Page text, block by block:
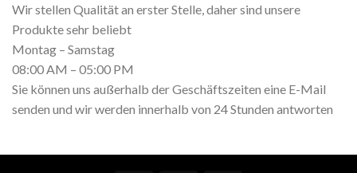
Wir stellen Qualität an erster Stelle, daher sind unsere
Produkte sehr beliebt
Montag – Samstag
08:00 AM – 05:00 PM
Sie können uns außerhalb der Geschäftszeiten eine E-Mail
senden und wir werden innerhalb von 24 Stunden antworten